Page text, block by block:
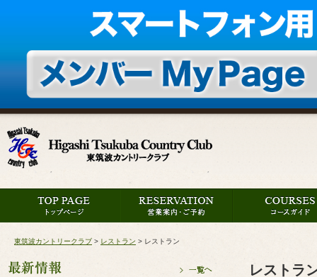
東筑波カントリークラブ > レストラン > レストラン
レストラ